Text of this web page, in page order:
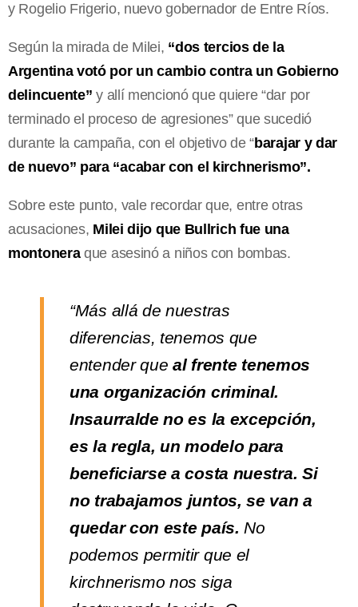
y Rogelio Frigerio, nuevo gobernador de Entre Ríos.
Según la mirada de Milei, “dos tercios de la
Argentina votó por un cambio contra un Gobierno
delincuente” y allí mencionó que quiere “dar por
terminado el proceso de agresiones” que sucedió
durante la campaña, con el objetivo de “barajar y dar
de nuevo” para “acabar con el kirchnerismo”.
Sobre este punto, vale recordar que, entre otras
acusaciones, Milei dijo que Bullrich fue una
montoneraque asesinó a niños con bombas.
“Más allá de nuestras
diferencias, tenemos que
entender queal frente tenemos
una organización criminal.
Insaurralde no es la excepción,
es la regla, un modelo para
beneficiarse a costa nuestra. Si
no trabajamos juntos, se van a
quedar con este país. No
podemos permitir que el
kirchnerismo nos siga